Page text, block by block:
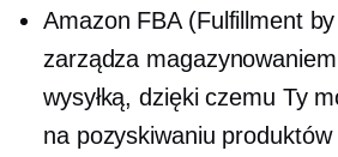
Amazon FBA (Fulfillment
zarządza
wysyłką, dzięki czemu Ty
na pozyskiwaniu